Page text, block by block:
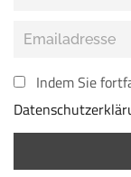
Indem Sie